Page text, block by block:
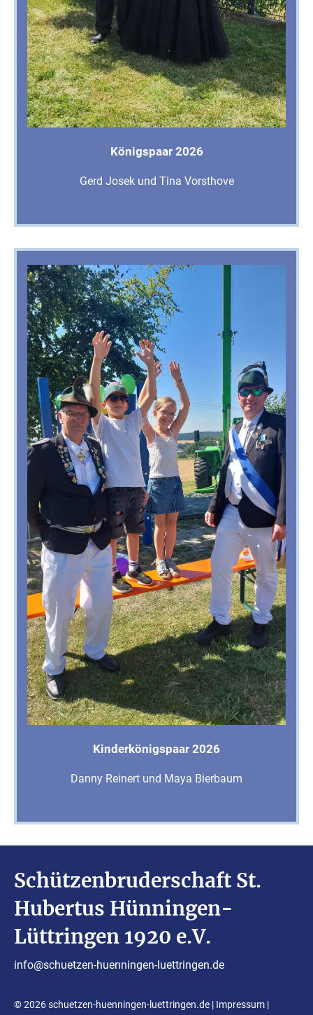
Königspaar 2026
Gerd Josek und Tina Vorsthove
Kinderkönigspaar 2026
Danny Reinert und Maya Bierbaum
Schützenbruderschaft St.
Hubertus Hünningen-
Lüttringen 1920 e.V.
info@schuetzen-huenningen-luettringen.de
© 2026 schuetzen-huenningen-luettringen.de | Impressum |